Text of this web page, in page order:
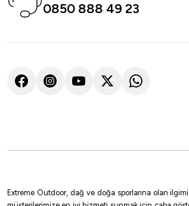
0850 888 49 23
Extreme Outdoor, dağ ve doğa sporlarına olan